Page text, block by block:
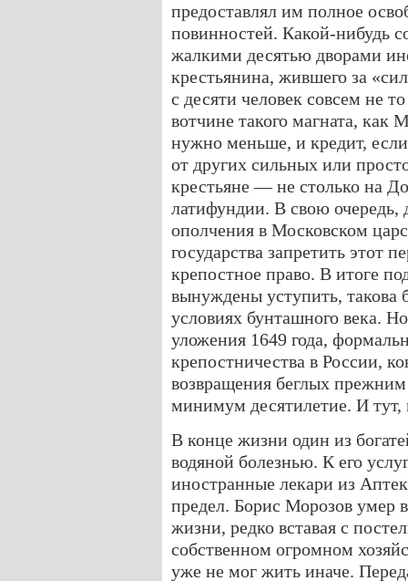
предоставлял им полное
повинностей. Какой-нибудь
жалкими десятью дворами
крестьянина, жившего за
с десяти человек совсем не
вотчине такого магната, как
нужно меньше, и кредит,
от других сильных или
крестьяне — не столько на
латифундии. В свою очередь,
ополчения в Московском
государства запретить этот
крепостное право. В итоге
вынуждены уступить, такова
условиях бунташного века.
уложения 1649 года,
крепостничества в России,
возвращения беглых
минимум десятилетие. И тут,
В конце жизни один из
водяной болезнью. К его
иностранные лекари из
предел. Борис Морозов умер
жизни, редко вставая с
собственном огромном
уже не мог жить иначе.